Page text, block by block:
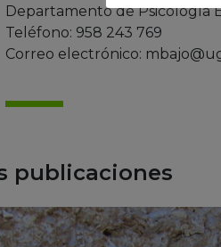
Departamento de Psicología
Teléfono: 958 243 769
Correo electrónico:
publicaciones